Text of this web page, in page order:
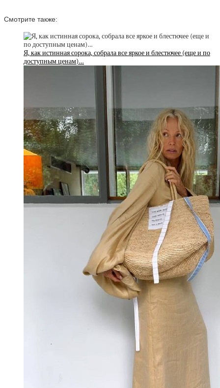
Смотрите также:
Я, как истинная сорока, собрала все яркое и блестючее (еще и по
доступным ценам)…